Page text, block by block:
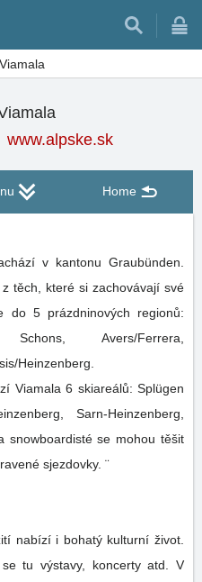
www.alpske.sk
Home
v kantonu Graubünden.
těch, které si zachovávají své
do 5 prázdninových regionů:
Avers/Ferrera,
Heinzenberg.
Viamala 6 skiareálů: Splügen
Sarn-Heinzenberg,
snowboardisté se mohou těšit
sjezdovky. ¨
nabízí i bohatý kulturní život.
tu výstavy, koncerty atd. V